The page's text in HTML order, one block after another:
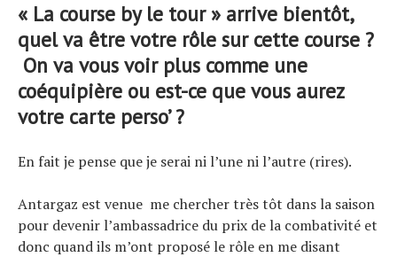
« La course by le tour » arrive bientôt,
quel va être votre rôle sur cette course ?
On va vous voir plus comme une
coéquipière ou est-ce que vous aurez
votre carte perso’ ?
En fait je pense que je serai ni l’une ni l’autre (rires).
Antargaz est venue me chercher très tôt dans la saison
pour devenir l’ambassadrice du prix de la combativité et
donc quand ils m’ont proposé le rôle en me disant